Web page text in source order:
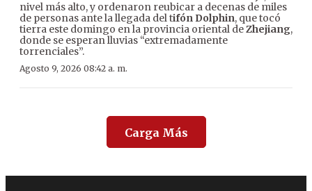
nivel más alto, y ordenaron reubicar a decenas de miles
de personas ante la llegada del tifón Dolphin, que tocó
tierra este domingo en la provincia oriental deZhejiang,
donde se esperan lluvias “extremadamente
torrenciales”.
Agosto 9, 2026 08:42 a. m.
Carga Más